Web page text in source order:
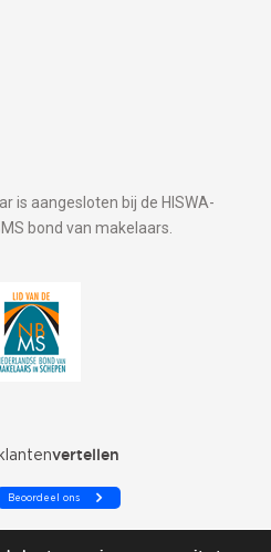
is aangesloten bij de HISWA-
bond van makelaars.